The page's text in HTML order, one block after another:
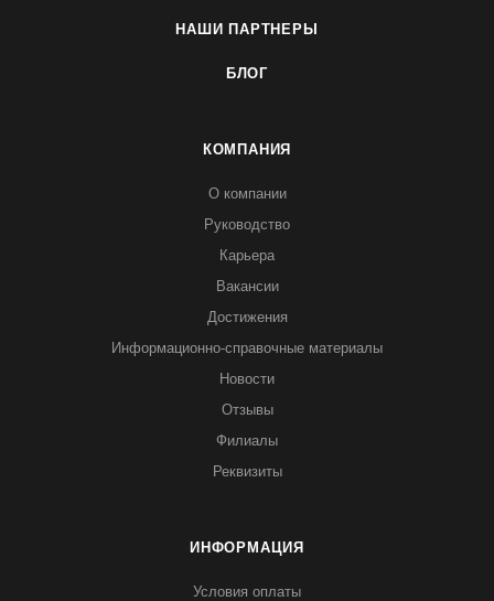
НАШИ ПАРТНЕРЫ
БЛОГ
КОМПАНИЯ
О компании
Руководство
Карьера
Вакансии
Достижения
Информационно-справочные материалы
Новости
Отзывы
Филиалы
Реквизиты
ИНФОРМАЦИЯ
Условия оплаты